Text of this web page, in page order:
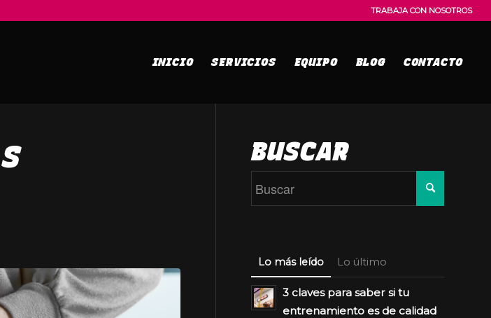
TRABAJA CON NOSOTROS
INICIO SERVICIOS EQUIPO BLOG CONTACTO
BUSCAR
Lo más leído Lo último
3 claves para saber si tu
entrenamiento es de calidad